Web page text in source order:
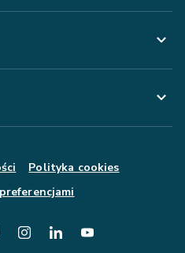
Polityka cookies